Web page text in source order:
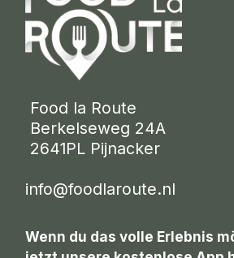
Food la Route
Berkelseweg 24A
2641PL Pijnacker
info@foodlaroute.nl
Wenn du das volle Erlebnis